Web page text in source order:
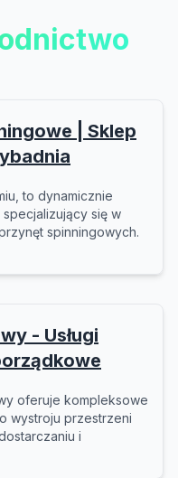
| Sklep
to dynamicznie
się w
spinningowych.
- Usługi
oferuje kompleksowe
wystroju przestrzeni
i